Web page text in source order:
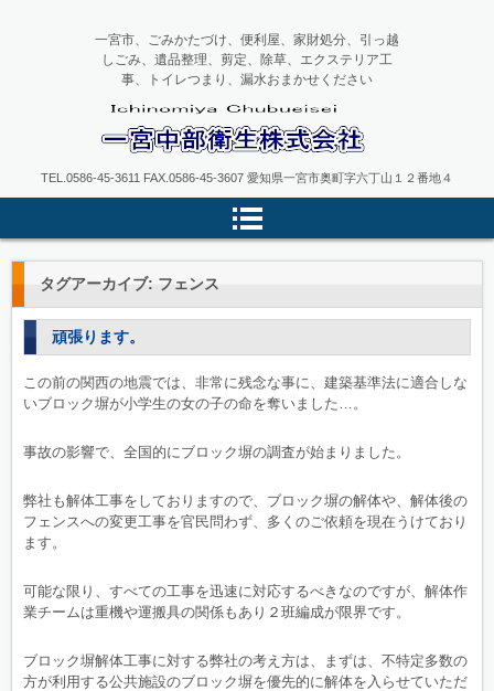
一宮中部衛生
一宮市、ごみかたづけ、便利屋、家財処分、引っ越
しごみ、遺品整理、剪定、除草、エクステリア工
事、トイレつまり、漏水おまかせください
TEL.0586-45-3611 FAX.0586-45-3607 愛知県一宮市奥町字六丁山１２番地４
タグアーカイブ: フェンス
頑張ります。
この前の関西の地震では、非常に残念な事に、建築基準法に適合しな
いブロック塀が小学生の女の子の命を奪いました…。
事故の影響で、全国的にブロック塀の調査が始まりました。
弊社も解体工事をしておりますので、ブロック塀の解体や、解体後の
フェンスへの変更工事を官民問わず、多くのご依頼を現在うけており
ます。
可能な限り、すべての工事を迅速に対応するべきなのですが、解体作
業チームは重機や運搬具の関係もあり２班編成が限界です。
ブロック塀解体工事に対する弊社の考え方は、まずは、不特定多数の
方が利用する公共施設のブロック塀を優先的に解体を入らせていただ